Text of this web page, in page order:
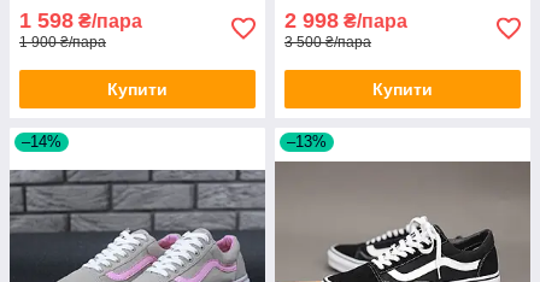
1 598 ₴/пара
1 900 ₴/пара
Купити
2 998 ₴/пара
3 500 ₴/пара
Купити
–14% –13%